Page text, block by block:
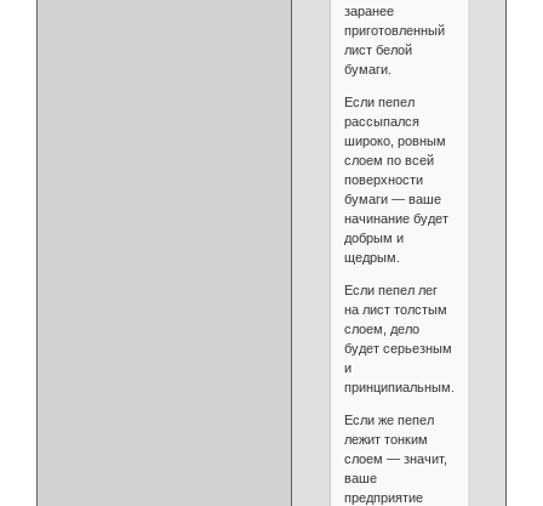
заранее
приготовленный
лист белой
бумаги.
Если пепел
рассыпался
широко, ровным
слоем по всей
поверхности
бумаги — ваше
начинание будет
добрым и
щедрым.
Если пепел лег
на лист толстым
слоем, дело
будет серьезным
и
принципиальным.
Если же пепел
лежит тонким
слоем — значит,
ваше
предприятие